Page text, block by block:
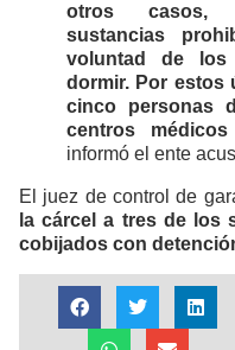
otros casos,
sustancias
voluntad de los
dormir. Por estos
cinco personas
centros
informó el ente
El juez de control de
la cárcel a tres de los
cobijados con